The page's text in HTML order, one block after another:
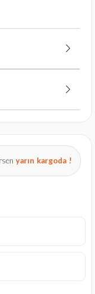
yarın kargoda !